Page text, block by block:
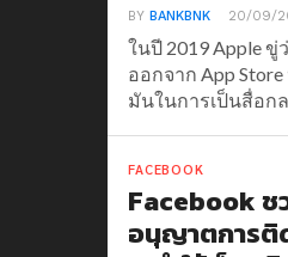
BYBANKBNK 20/09/
ในปี 2019 Apple ขู่
ออกจาก App
มันในการเป็นสื่อก
FACEBOOK
Facebook ช
อนุญาตการติ